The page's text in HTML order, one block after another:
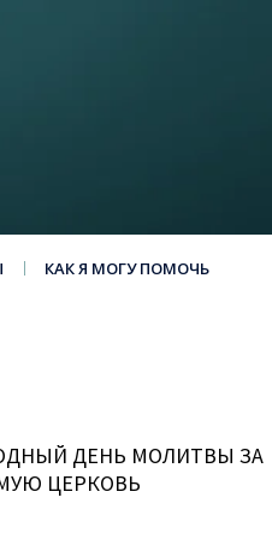
КАК Я МОГУ ПОМОЧЬ
ДЕНЬ МОЛИТВЫ ЗА
ЦЕРКОВЬ